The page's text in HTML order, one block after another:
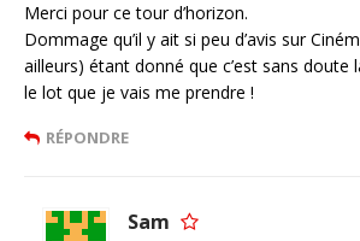
Merci pour ce tour d’horizon.
Dommage qu’il y ait si peu d’avis sur
ailleurs) étant donné que c’est sans doute
le lot que je vais me prendre !
RÉPONDRE
Sam